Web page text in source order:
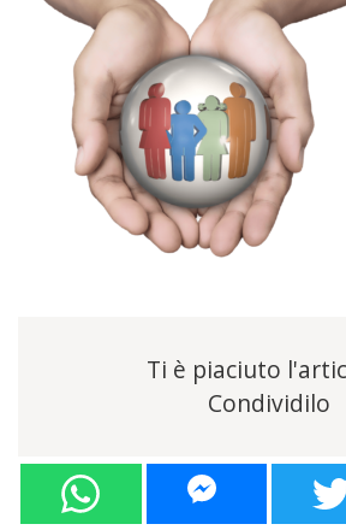
Ti è piaciuto
Condividilo